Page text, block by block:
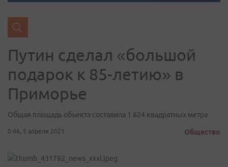
Путин сделал «большой
подарок к 85-летию» в
Приморье
Общая площадь объекта составила 1 824 квадратных метра
0:46, 5 апреля 2021 Общество